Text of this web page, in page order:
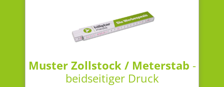
Muster Zollstock / Meterstab -
beidseitiger Druck